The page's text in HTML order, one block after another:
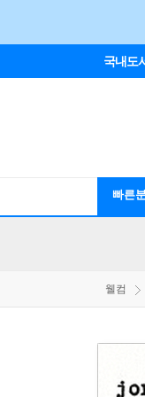
국내도
빠른
웰컴